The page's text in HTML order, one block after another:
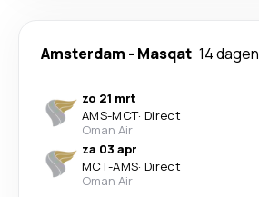
Amsterdam - Masqat 14 dagen
zo 21 mrt
AMS-MCT· Direct
Oman Air
za 03 apr
MCT-AMS· Direct
Oman Air